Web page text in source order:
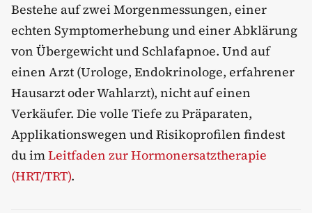
Bestehe auf zwei Morgenmessungen, einer
echten Symptomerhebung und einer Abklärung
von Übergewicht und Schlafapnoe. Und auf
einen Arzt (Urologe, Endokrinologe, erfahrener
Hausarzt oder Wahlarzt), nicht auf einen
Verkäufer. Die volle Tiefe zu Präparaten,
Applikationswegen und Risikoprofilen findest
du imLeitfaden zur Hormonersatztherapie
(HRT/TRT).